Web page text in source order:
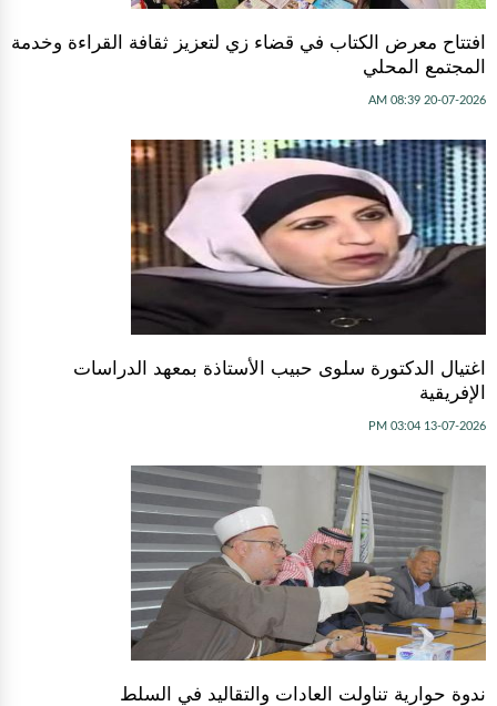
افتتاح معرض الكتاب في قضاء زي لتعزيز ثقافة القراءة وخدمة
المجتمع المحلي
20-07-2026 08:39 AM
اغتيال الدكتورة سلوى حبيب الأستاذة بمعهد الدراسات
الإفريقية
13-07-2026 03:04 PM
ندوة حوارية تناولت العادات والتقاليد في السلط